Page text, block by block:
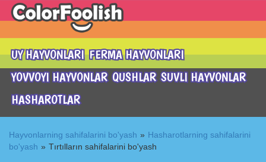
UY HAYVONLARI FERMA HAYVONLARI
YOVVOYI HAYVONLAR QUSHLAR SUVLI HAYVONLAR
HASHAROTLAR
Hayvonlarning sahifalarini bo'yash » Hasharotlarning sahifalarini
bo'yash » Tırtılların sahifalarini bo'yash